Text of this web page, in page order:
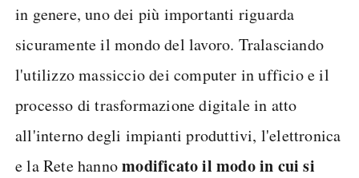
in genere, uno dei più importanti riguarda
sicuramente il mondo del lavoro. Tralasciando
l'utilizzo massiccio dei computer in ufficio e il
processo di trasformazione digitale in atto
all'interno degli impianti produttivi, l'elettronica
e la Rete hannomodificato il modo in cui si